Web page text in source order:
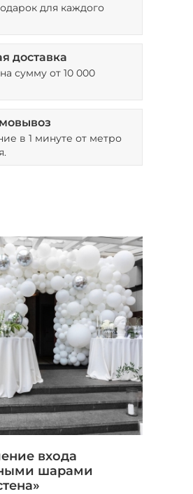
для каждого
доставка
сумму от 10 000
в 1 минуте от метро
входа
шарами